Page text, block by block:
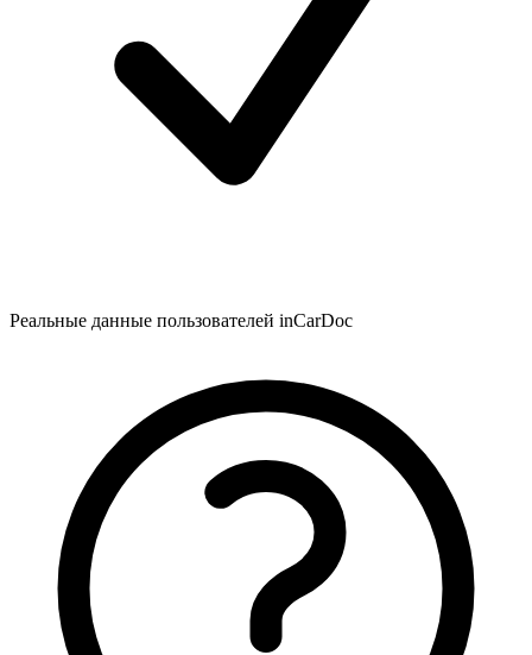
Реальные данные пользователей inCarDoc